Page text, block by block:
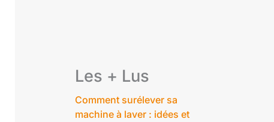
Les + Lus
Comment surélever sa
machine à laver : idées et